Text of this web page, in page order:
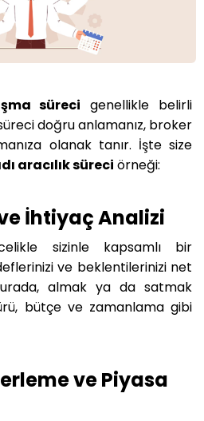
süreci genellikle belirli
doğru anlamanız, broker
olanak tanır. İşte size
aracılık süreci örneği:
İhtiyaç Analizi
sizinle kapsamlı bir
ve beklentilerinizi net
almak ya da satmak
bütçe ve zamanlama gibi
ve Piyasa